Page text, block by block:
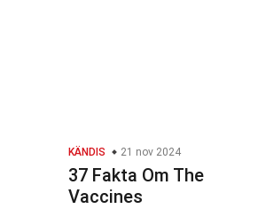
KÄNDIS 21 nov 2024
37 Fakta Om The
Vaccines